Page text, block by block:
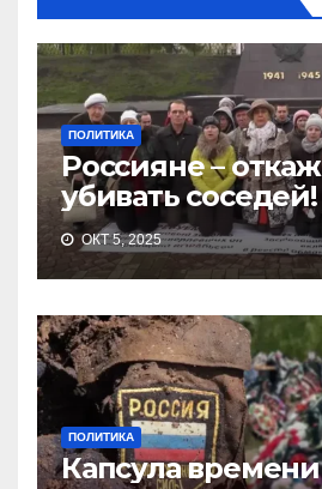
ПОЛИТИКА
Россияне –
убивать соседей!
ОКТ 5, 2025
ПОЛИТИКА
Капсула времени